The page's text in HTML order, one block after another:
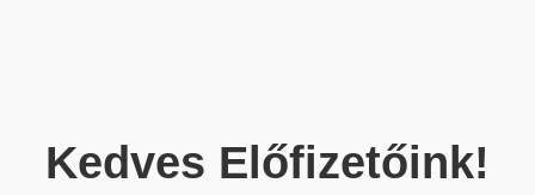
Kedves Előfizetőink!